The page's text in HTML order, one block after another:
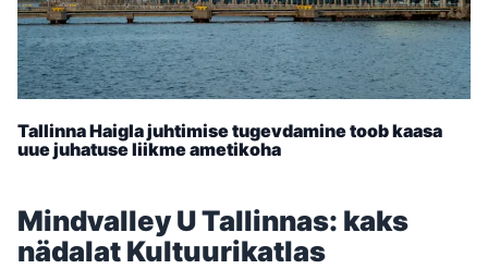
Tallinna Haigla juhtimise tugevdamine toob kaasa
uue juhatuse liikme ametikoha
Mindvalley U Tallinnas: kaks
nädalat Kultuurikatlas